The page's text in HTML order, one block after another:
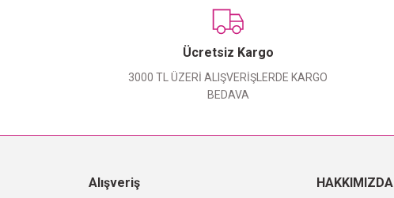
Ücretsiz Kargo
3000 TL ÜZERİ ALIŞVERİŞLERDE KARGO
BEDAVA
Alışveriş HAKKIMIZDA